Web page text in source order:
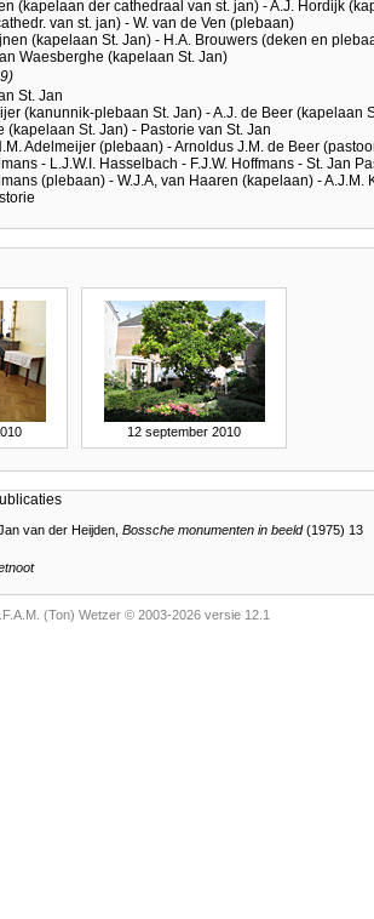
(kapelaan der cathedraal van st. jan) - A.J. Hordijk
van st. jan) - W. van de Ven (plebaan)
(kapelaan St. Jan) - H.A. Brouwers (deken en
Waesberghe (kapelaan St. Jan)
St. Jan
(kanunnik-plebaan St. Jan) - A.J. de Beer (kapelaan
(kapelaan St. Jan) - Pastorie van St. Jan
Adelmeijer (plebaan) - Arnoldus J.M. de Beer
- L.J.W.I. Hasselbach - F.J.W. Hoffmans - St. Jan
(plebaan) - W.J.A, van Haaren (kapelaan) - A.J.M.
12 september 2010
van der Heijden, Bossche monumenten in beeld(1975) 13
(Ton) Wetzer © 2003-2026 versie 12.1